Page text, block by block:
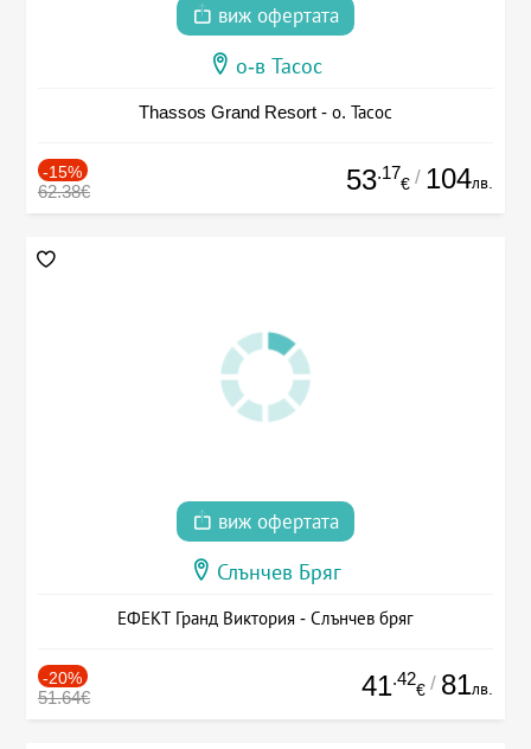
виж офертата
о-в Тасос
Thassos Grand Resort - о. Тасос
-15%
62.38€ 53.17
€ / 104лв.
виж офертата
Слънчев Бряг
ЕФЕКТ Гранд Виктория - Слънчев бряг
-20%
51.64€ 41.42
€ / 81лв.